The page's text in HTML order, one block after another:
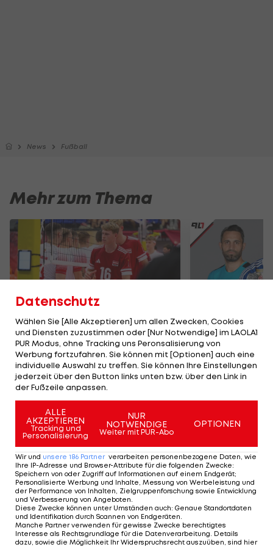
News Fußball
Mehr zum Thema
Karrieresprung! ÖVV-
Teamspieler wechselt
in Topliga
Sport-Mix
Die
Tormänner
Geschichte
Fußball
TEILEN
KOMMENTARE
Datenschutz
Wählen Sie [Alle Akzeptieren] um allen Zwecken, Cookies
und Diensten zuzustimmen oder [Nur Notwendige] im LAOLA1
PUR Modus, ohne Tracking uns Peronsalisierung von
Werbung fortzufahren. Sie können mit [Optionen] auch eine
individuelle Auswahl zu treffen. Sie können Ihre Einstellungen
jederzeit über den Button links unten bzw. über den Link in
der Fußzeile anpassen.
ALLE
AKZEPTIEREN
Tracking und
Personalisierung
NUR
NOTWENDIGE
Weiter mit PUR-Abo
OPTIONEN
Wir und unsere 186 Partner verarbeiten personenbezogene Daten, wie
Ihre IP-Adresse und Browser-Attribute für die folgenden Zwecke:
Speichern von oder Zugriff auf Informationen auf einem Endgerät;
Personalisierte Werbung und Inhalte, Messung von Werbeleistung und
der Performance von Inhalten, Zielgruppenforschung sowie Entwicklung
und Verbesserung von Angeboten.
Diese Zwecke können unter Umständen auch: Genaue Standortdaten
und Identifikation durch Scannen von Endgeräten.
Manche Partner verwenden für gewisse Zwecke berechtigtes
Interesse als Rechtsgrundlage für die Datenverarbeitung. Details
dazu, sowie die Möglichkeit Ihr Widerspruchsrecht auszuüben, sind hier